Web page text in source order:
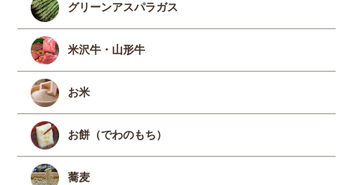
グリーンアスパラガス
米沢牛・山形牛
お米
お餅（でわのもち）
蕎麦